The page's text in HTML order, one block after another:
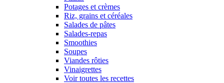
Potages et crèmes
Riz, grains et céréales
Salades de pâtes
Salades-repas
Smoothies
Soupes
Viandes rôties
Vinaigrettes
Voir toutes les recettes